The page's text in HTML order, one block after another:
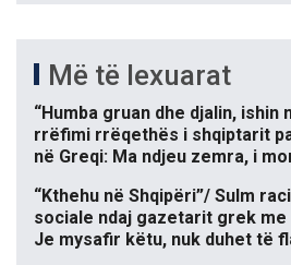
Më të lexuarat
“Humba gruan dhe djalin, ishin
rrëfimi rrëqethës i shqiptarit
në Greqi: Ma ndjeu zemra, i
“Kthehu në Shqipëri”/ Sulm
sociale ndaj gazetarit grek
Je mysafir këtu, nuk duhet të